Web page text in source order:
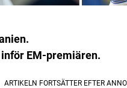
EM-premiären.